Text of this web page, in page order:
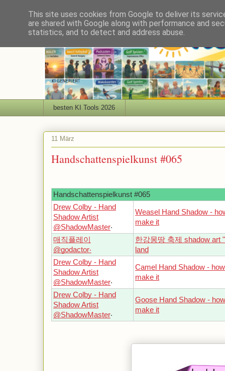
besten KI Tools 2026
11 März
Handschattenspielkunst #065
Handschattenspielkunst #065
Drew Colby - Hand
Shadow Artist
@ShadowMaster‧
Weasel Hand Shadow -
make it
매직플레이
@godactor‧
한강몽땅 축제 shadow art
land
Drew Colby - Hand
Shadow Artist
@ShadowMaster‧
Camel Hand Shadow -
make it
Drew Colby - Hand
Shadow Artist
@ShadowMaster‧
Goose Hand Shadow -
make it
This site uses cookies from Google to deliver its
are shared with Google along with performance and
statistics, and to detect and address abuse.